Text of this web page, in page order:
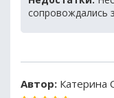
сопровождались
Автор: Катерина